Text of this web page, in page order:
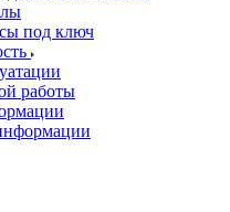
под ключ
работы